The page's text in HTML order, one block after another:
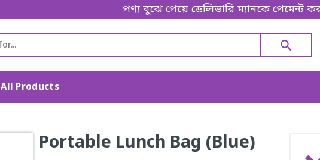
পণ্য বুঝে পেয়ে ডেলিভারি ম্যানকে পেমেন্ট করবেন।
All Products
Portable Lunch Bag (Blue)